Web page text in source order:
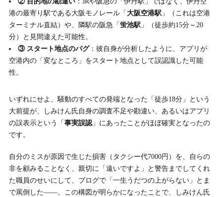
港の最寄り駅である大阪モノレール「 大阪空港駅」（これは空港
ターミナル直結）や、隣駅の阪急「 蛍池駅」（徒歩約15分～20
分）と見間違えた可能性。
③ スタート地点のバグ：彼自身が分析したように、アプリが
空港内の「変なところ」をスタート地点として誤認識した可能
性。
いずれにせよ、騒動のすべての発端となった「徒歩18分」という
大前提が、しみけん氏自身の調査不足や勘違い、あるいはアプリ
の誤表示という「 事実誤認」にあったことがほぼ確実となったの
です。
自分のミスが原因で生じた損害（タクシー代7000円）を、自らの
非を顧みることなく、親切に「遠いですよ」と警告までしてくれ
た職員のせいにして、ブログで「一生うだつの上がらない」とま
で罵倒した――。この構図が明らかになったことで、しみけん氏